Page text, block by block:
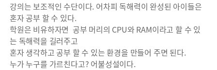
강의는 보조적인 수단이다. 어차피 독해력이 완성된 아이들은
혼자 공부 할 수 있다.
학원은 비유하자면 공부 머리의 CPU와 RAM이라고 할 수 있
는 독해력을 길러주고
혼자 생각하고 공부 할 수 있는 환경을 만들어 주면 된다.
누가 누구를 가르친다고? 어불성설이다.